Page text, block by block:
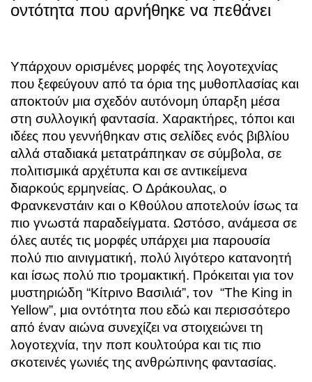
οντότητα που αρνήθηκε να πεθάνει
Υπάρχουν ορισμένες μορφές της λογοτεχνίας
που ξεφεύγουν από τα όρια της μυθοπλασίας και
αποκτούν μια σχεδόν αυτόνομη ύπαρξη μέσα
στη συλλογική φαντασία. Χαρακτήρες, τόποι και
ιδέες που γεννήθηκαν στις σελίδες ενός βιβλίου
αλλά σταδιακά μετατράπηκαν σε σύμβολα, σε
πολιτισμικά αρχέτυπα και σε αντικείμενα
διαρκούς ερμηνείας. Ο Δράκουλας, ο
Φρανκενστάιν και ο Κθούλου αποτελούν ίσως τα
πιο γνωστά παραδείγματα. Ωστόσο, ανάμεσα σε
όλες αυτές τις μορφές υπάρχει μια παρουσία
πολύ πιο αινιγματική, πολύ λιγότερο κατανοητή
και ίσως πολύ πιο τρομακτική. Πρόκειται για τον
μυστηριώδη “Κίτρινο Βασιλιά”, τον “The King in
Yellow”, μια οντότητα που εδώ και περισσότερο
από έναν αιώνα συνεχίζει να στοιχειώνει τη
λογοτεχνία, την ποπ κουλτούρα και τις πιο
σκοτεινές γωνιές της ανθρώπινης φαντασίας.